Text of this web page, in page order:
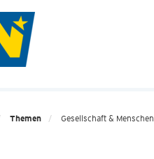
Themen Gesellschaft & Menschen